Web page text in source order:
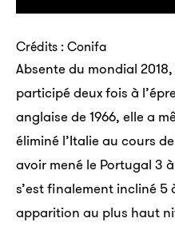
Crédits : Conifa
Absente du mondial
participé deux fois à
anglaise de 1966, elle a
éliminé l’Italie au cours
avoir mené le Portugal 3
s’est finalement incliné 5
apparition au plus haut